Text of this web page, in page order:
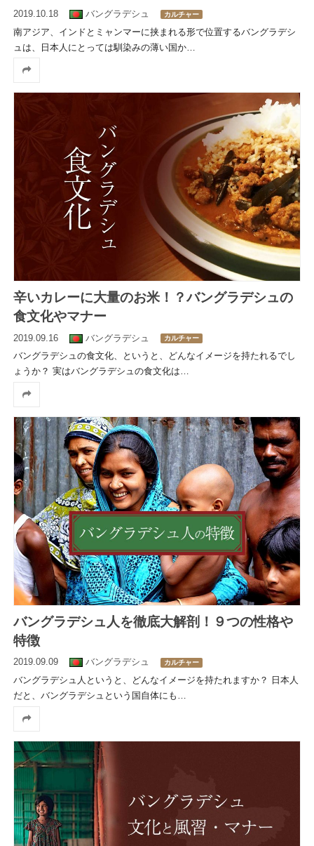
2019.10.18 バングラデシュ カルチャー
南アジア、インドとミャンマーに挟まれる形で位置するバングラデシ
ュは、日本人にとっては馴染みの薄い国か
辛いカレーに大量のお米！？バングラデシュの
食文化やマナー
2019.09.16 バングラデシュ カルチャー
バングラデシュの食文化、というと、どんなイメージを持たれるでし
ょうか？ 実はバングラデシュの食文化は…
バングラデシュ人を徹底大解剖！９つの性格や
特徴
2019.09.09 バングラデシュ カルチャー
バングラデシュ人というと、どんなイメージを持たれますか？ 日本人
だと、バングラデシュという国自体にも …